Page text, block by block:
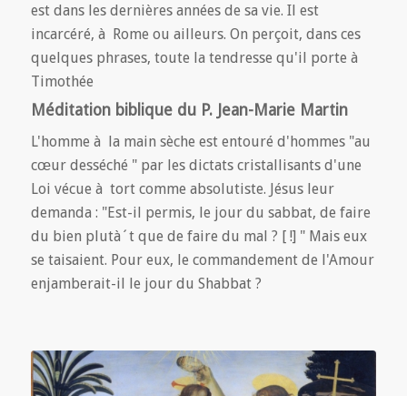
est dans les dernières années de sa vie. Il est
incarcéré, à Rome ou ailleurs. On perçoit, dans ces
quelques phrases, toute la tendresse qu'il porte à
Timothée
Méditation biblique du P. Jean-Marie Martin
L'homme à la main sèche est entouré d'hommes "au
cœur desséché " par les dictats cristallisants d'une
Loi vécue à tort comme absolutiste. Jésus leur
demanda : "Est-il permis, le jour du sabbat, de faire
du bien plutà´t que de faire du mal ? [ !] " Mais eux
se taisaient. Pour eux, le commandement de l'Amour
enjamberait-il le jour du Shabbat ?